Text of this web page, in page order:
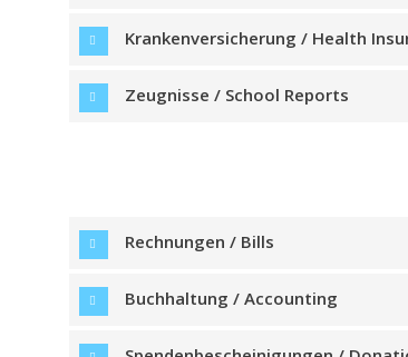
Krankenversicherung / Health
Zeugnisse / School Reports
Rechnungen / Bills
Buchhaltung / Accounting